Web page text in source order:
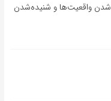
واقعیت‌ها و شنیده‌شدن